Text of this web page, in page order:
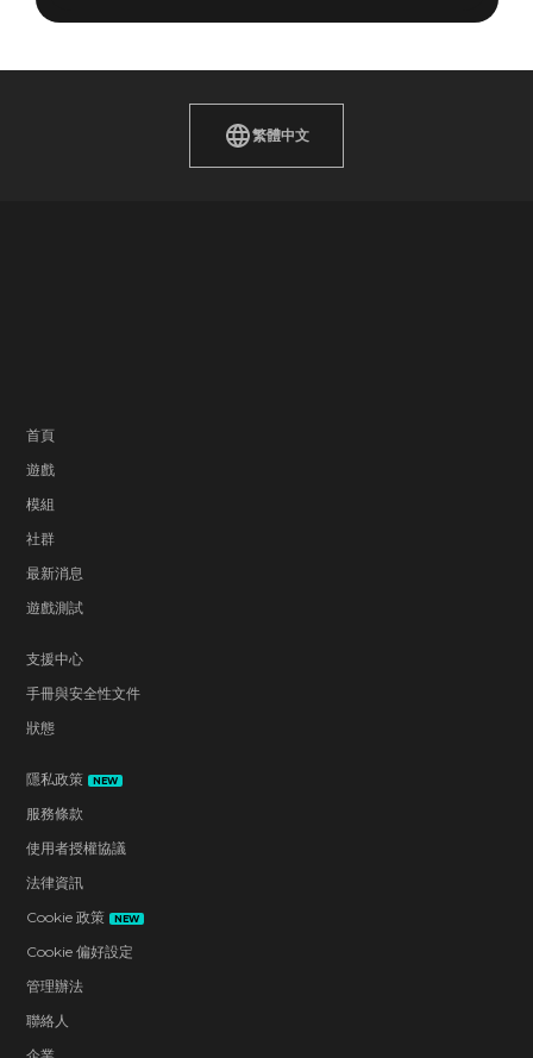
繁體中文
首頁
遊戲
模組
社群
最新消息
遊戲測試
支援中心
手冊與安全性文件
狀態
隱私政策 NEW
服務條款
使用者授權協議
法律資訊
Cookie 政策
NEW
Cookie 偏好設定
管理辦法
聯絡人